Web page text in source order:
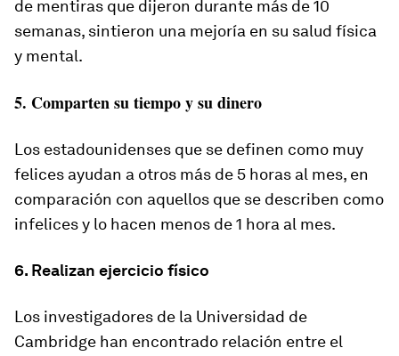
de mentiras que dijeron durante más de 10
semanas, sintieron una mejoría en su salud física
y mental.
5. Comparten su tiempo y su dinero
Los estadounidenses que se definen como muy
felices ayudan a otros más de 5 horas al mes, en
comparación con aquellos que se describen como
infelices y lo hacen menos de 1 hora al mes.
6. Realizan ejercicio físico
Los investigadores de la Universidad de
Cambridge han encontrado relación entre el